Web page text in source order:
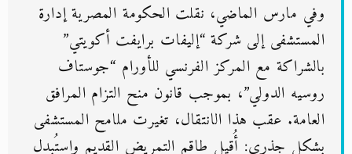
وفي مارس الماضي، نقلت الحكومة المصرية إدارة
المستشفى إلى شركة “إليفات برايفت أكويتي”
بالشراكة مع المركز الفرنسي للأورام “جوستاف
روسيه الدولي”، بموجب قانون منح التزام المرافق
العامة. عقب هذا الانتقال، تغيرت ملامح المستشفى
بشكل جذري: أُقيل طاقم التمريض القديم واستُبدل